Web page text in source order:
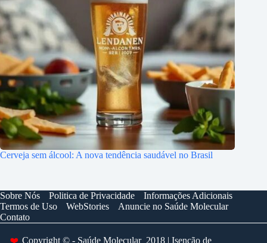
Cerveja sem álcool: A nova tendência saudável no Brasil
Sobre Nós Politica de Privacidade
Informações Adicionais
Termos de Uso
WebStories
Anuncie no Saúde Molecular
Contato
❤️ Copyright © - Saúde Molecular 2018 | Isenção de